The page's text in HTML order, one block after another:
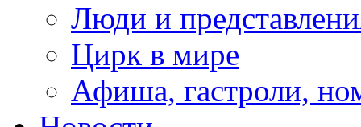
Люди и
Цирк в мире
Афиша, гастроли,